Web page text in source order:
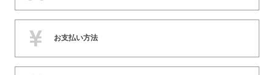
お支払い方法